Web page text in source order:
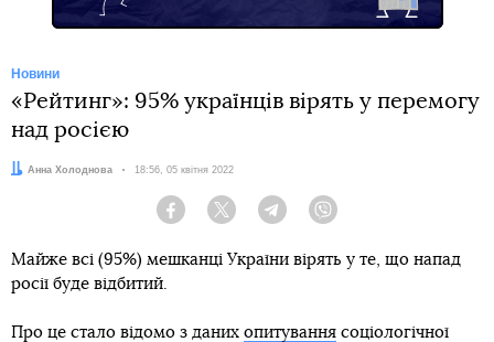
Новини
«Рейтинг»: 95% українців вірять у перемогу
над росією
Автор:
Анна Холоднова Дата:
18:56, 05 квітня 2022
Facebook Twitter Telegram
Майже всі (95%) мешканці України вірять у те, що напад
росії буде відбитий.
Про це стало відомо з даних опитування соціологічної